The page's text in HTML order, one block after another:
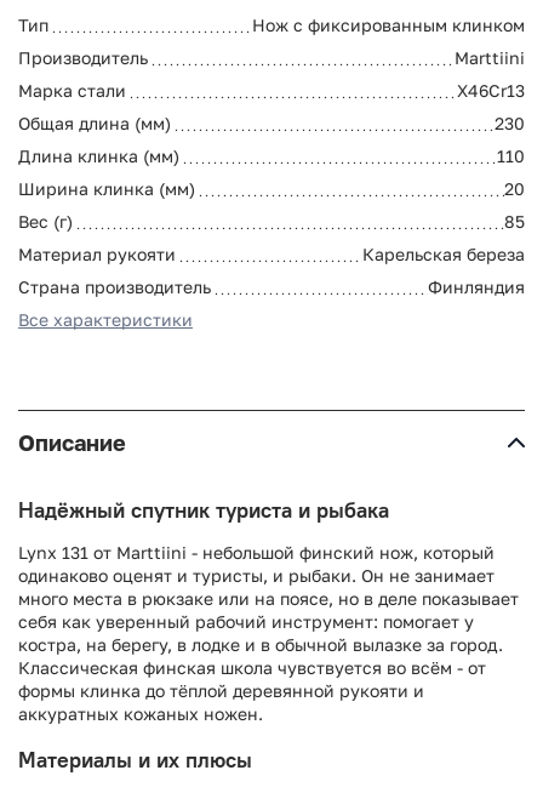
Тип
Нож с фиксированным клинком
Производитель
Marttiini
Марка стали
X46Cr13
Общая длина (мм)
230
Длина клинка (мм)
110
Ширина клинка (мм)
20
Вес (г)
85
Материал рукояти
Карельская береза
Страна производитель
Финляндия
Все характеристики
Описание
Надёжный спутник туриста и рыбака
Lynx 131 от Marttiini - небольшой финский нож, который
одинаково оценят и туристы, и рыбаки. Он не занимает
много места в рюкзаке или на поясе, но в деле показывает
себя как уверенный рабочий инструмент: помогает у
костра, на берегу, в лодке и в обычной вылазке за город.
Классическая финская школа чувствуется во всём - от
формы клинка до тёплой деревянной рукояти и
аккуратных кожаных ножен.
Материалы и их плюсы